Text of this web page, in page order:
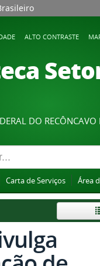
ALTO CONTRASTE
DO
Carta de Serviços Área